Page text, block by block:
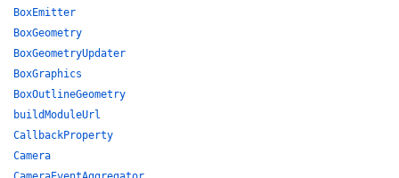
BoxEmitter
BoxGeometry
BoxGeometryUpdater
BoxGraphics
BoxOutlineGeometry
buildModuleUrl
CallbackProperty
Camera